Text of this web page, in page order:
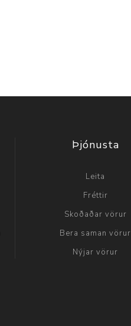
Þjónusta
Leita
Fréttir
Skoðaðar vörur
Bera saman vörur
Nýjar vörur